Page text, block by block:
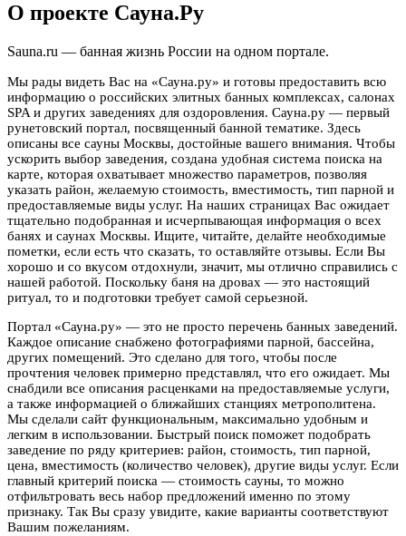
О проекте Сауна.Ру
Sauna.ru — банная жизнь России на одном портале.
Мы рады видеть Вас на «Сауна.ру» и готовы предоставить всю
информацию о российских элитных банных комплексах, салонах
SPA и других заведениях для оздоровления. Сауна.ру — первый
рунетовский портал, посвященный банной тематике. Здесь
описаны все сауны Москвы, достойные вашего внимания. Чтобы
ускорить выбор заведения, создана удобная система поиска на
карте, которая охватывает множество параметров, позволяя
указать район, желаемую стоимость, вместимость, тип парной и
предоставляемые виды услуг. На наших страницах Вас ожидает
тщательно подобранная и исчерпывающая информация о всех
банях и саунах Москвы. Ищите, читайте, делайте необходимые
пометки, если есть что сказать, то оставляйте отзывы. Если Вы
хорошо и со вкусом отдохнули, значит, мы отлично справились с
нашей работой. Поскольку баня на дровах — это настоящий
ритуал, то и подготовки требует самой серьезной.
Портал «Сауна.ру» — это не просто перечень банных заведений.
Каждое описание снабжено фотографиями парной, бассейна,
других помещений. Это сделано для того, чтобы после
прочтения человек примерно представлял, что его ожидает. Мы
снабдили все описания расценками на предоставляемые услуги,
а также информацией о ближайших станциях метрополитена.
Мы сделали сайт функциональным, максимально удобным и
легким в использовании. Быстрый поиск поможет подобрать
заведение по ряду критериев: район, стоимость, тип парной,
цена, вместимость (количество человек), другие виды услуг. Если
главный критерий поиска — стоимость сауны, то можно
отфильтровать весь набор предложений именно по этому
признаку. Так Вы сразу увидите, какие варианты соответствуют
Вашим пожеланиям.